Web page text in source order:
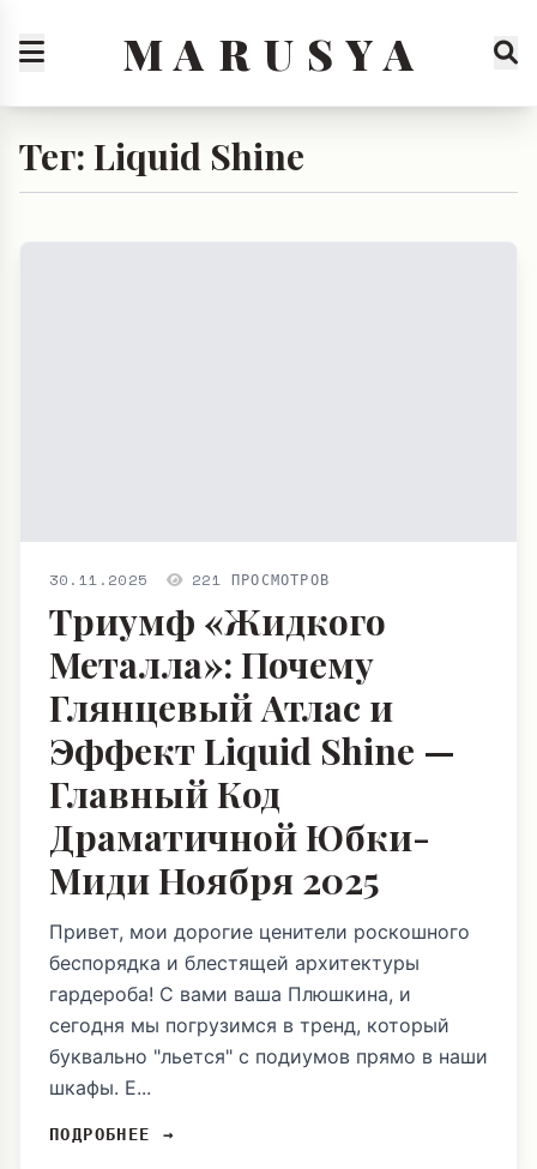
M A R U S Y A
Тег: Liquid Shine
30.11.2025 221 ПРОСМОТРОВ
Триумф «Жидкого
Металла»: Почему
Глянцевый Атлас и
Эффект Liquid Shine —
Главный Код
Драматичной Юбки-
Миди Ноября 2025
Привет, мои дорогие ценители роскошного
беспорядка и блестящей архитектуры
гардероба! С вами ваша Плюшкина, и
сегодня мы погрузимся в тренд, который
буквально "льется" с подиумов прямо в наши
шкафы. Е...
ПОДРОБНЕЕ →